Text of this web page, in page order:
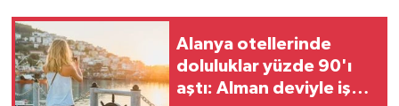
Alanya otellerinde
doluluklar yüzde 90'ı
aştı: Alman deviyle iş